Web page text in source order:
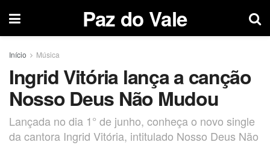
Paz do Vale
Início Música
Ingrid Vitória lança a canção
Nosso Deus Não Mudou
Lançada no dia 1° de junho, conheça o novo single
da cantora Ingrid Vitória, intitulado Nosso Deus Não